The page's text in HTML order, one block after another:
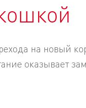
на новый
оказывает